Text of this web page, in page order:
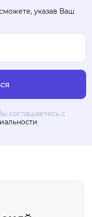
указав Ваш
соглашаетесь с